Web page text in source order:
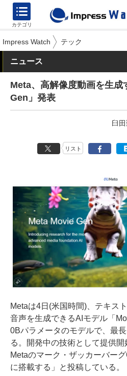
カテゴリ
Impress Watch テック
ニュース
Meta、高解像度動画を生
Gen」発表
臼
リスト
Metaは4日(米国時間)、テキス
音声を生成できるAIモデル「
0Bパラメータのモデルで、最
る。開発中の技術として提供開
Metaのマーク・ザッカーバー
に搭載する」と投稿している 。